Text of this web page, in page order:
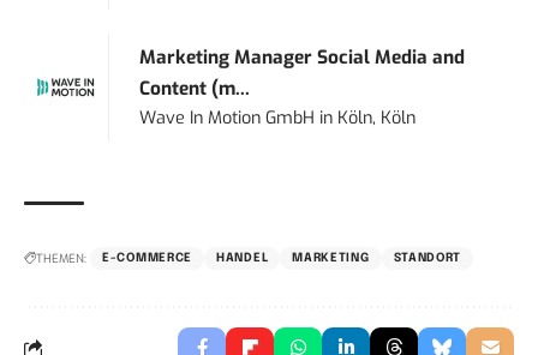
Marketing Manager Social Media and
Content (m...
Wave In Motion GmbH in Köln, Köln
THEMEN: E-COMMERCE HANDEL MARKETING STANDORT